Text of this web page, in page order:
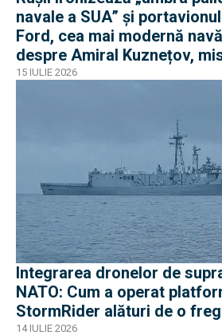
navale a SUA” și
Ford, cea mai modernă
despre Amiral Kuznețov,
ruginit la cheu
15 IULIE 2026
Integrarea dronelor de
NATO: Cum a operat
StormRider alături de o
14 IULIE 2026